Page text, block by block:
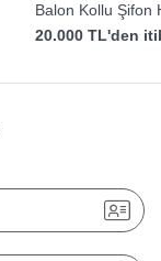
Balon Kollu Şifon
20.000 TL'den